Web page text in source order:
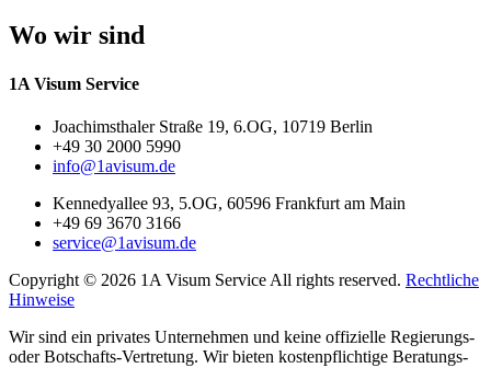
Wo wir sind
1A Visum Service
Joachimsthaler Straße 19, 6.OG, 10719 Berlin
+49 30 2000 5990
info@1avisum.de
Kennedyallee 93, 5.OG, 60596 Frankfurt am Main
+49 69 3670 3166
service@1avisum.de
Copyright © 2026 1A Visum Service All rights reserved. Rechtliche
Hinweise
Wir sind ein privates Unternehmen und keine offizielle Regierungs-
oder Botschafts-Vertretung. Wir bieten kostenpflichtige Beratungs-